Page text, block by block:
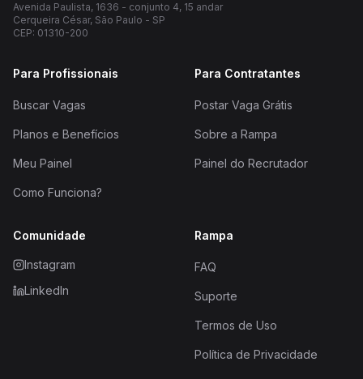
Avenida Paulista, 1636 - conjunto 4, 15 andar
Cerqueira César, São Paulo - SP
CEP: 01310-200
Para Profissionais
Buscar Vagas
Planos e Benefícios
Meu Painel
Como Funciona?
Para Contratantes
Postar Vaga Grátis
Sobre a Rampa
Painel do Recrutador
Comunidade
Instagram
LinkedIn
Rampa
FAQ
Suporte
Termos de Uso
Política de Privacidade